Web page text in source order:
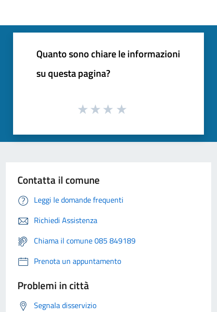
Quanto sono chiare le informazioni
su questa pagina?
Contatta il comune
Leggi le domande frequenti
Richiedi Assistenza
Chiama il comune 085 849189
Prenota un appuntamento
Problemi in città
Segnala disservizio